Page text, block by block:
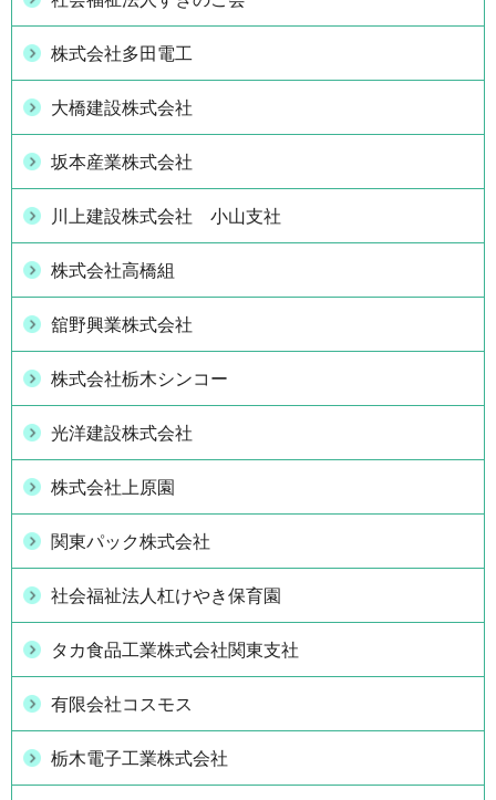
株式会社多田電工
大橋建設株式会社
坂本産業株式会社
川上建設株式会社 小山支社
株式会社高橋組
舘野興業株式会社
株式会社栃木シンコー
光洋建設株式会社
株式会社上原園
関東パック株式会社
社会福祉法人杠けやき保育園
タカ食品工業株式会社関東支社
有限会社コスモス
栃木電子工業株式会社